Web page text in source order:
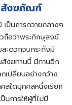
สังฆภัณฑ์
ป็นการถวายกลางๆ
วถือว่าพระภิกษุสงฆ์
ะดวกจนกระทั่งมี
สังฆทานนี้ มีทานอีก
เปลี่ยนอย่างกว้าง
ลใดบุคคลหนึ่งเรียก
นการให้ผู้ที่ไม่มี